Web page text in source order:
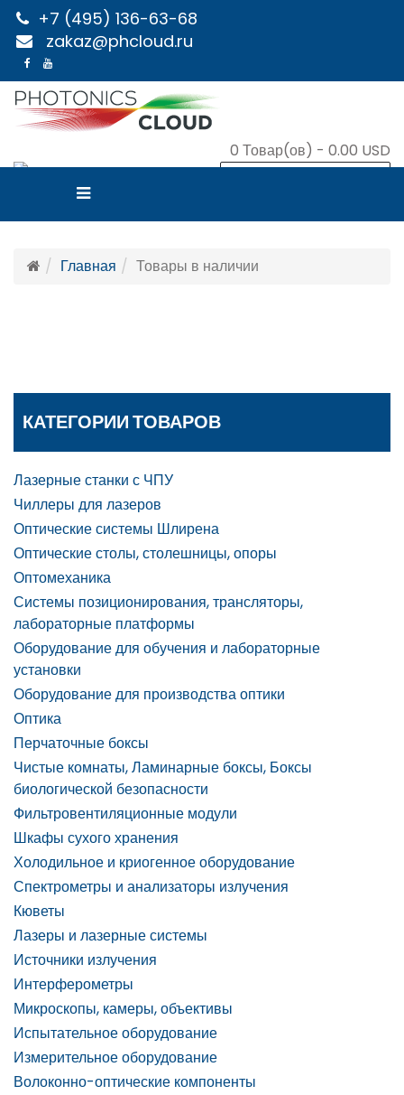
+7 (495) 136-63-68
zakaz@phcloud.ru
0 Товар(ов) - 0.00 USD
Главная Товары в наличии
КАТЕГОРИИ ТОВАРОВ
Лазерные станки с ЧПУ
Чиллеры для лазеров
Оптические системы Шлирена
Оптические столы, столешницы, опоры
Оптомеханика
Системы позиционирования, трансляторы,
лабораторные платформы
Оборудование для обучения и лабораторные
установки
Оборудование для производства оптики
Оптика
Перчаточные боксы
Чистые комнаты, Ламинарные боксы, Боксы
биологической безопасности
Фильтровентиляционные модули
Шкафы сухого хранения
Холодильное и криогенное оборудование
Спектрометры и анализаторы излучения
Кюветы
Лазеры и лазерные системы
Источники излучения
Интерферометры
Микроскопы, камеры, объективы
Испытательное оборудование
Измерительное оборудование
Волоконно-оптические компоненты